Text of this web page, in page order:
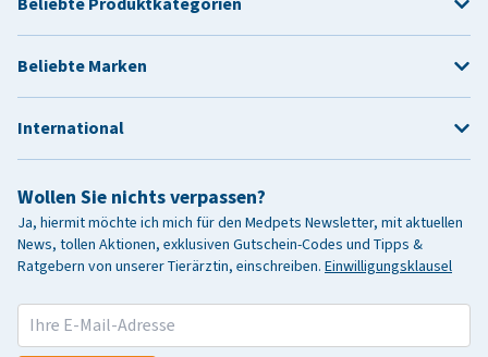
Wollen Sie nichts verpassen?
Ja, hiermit möchte ich mich für den Medpets Newsletter, mit aktuellen
News, tollen Aktionen, exklusiven Gutschein-Codes und Tipps &
Ratgebern von unserer Tierärztin, einschreiben. Einwilligungsklausel
Beliebte Marken
International